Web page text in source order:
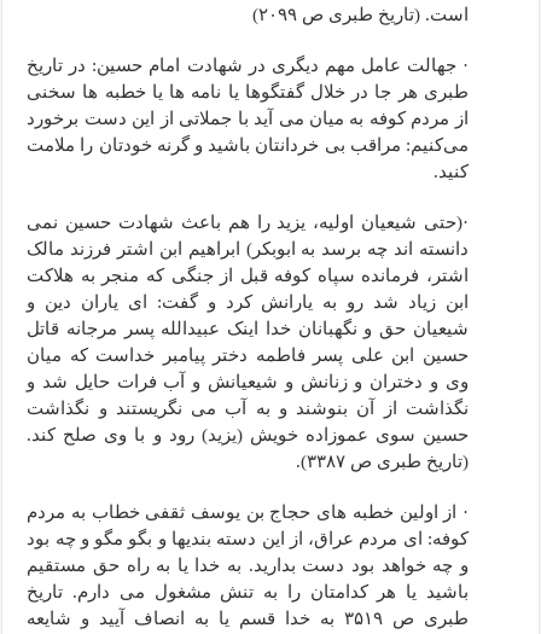
است. (تاریخ طبری ص ۲۰۹۹)
· جهالت عامل مهم دیگری در شهادت امام حسین: در تاریخ
طبری هر جا در خلال گفتگوها یا نامه ها یا خطبه ها سخنی
از مردم کوفه به میان می آید با جملاتی از این دست برخورد
می‌کنیم: مراقب بی خردانتان باشید و گرنه خودتان را ملامت
کنید.
·(حتی شیعیان اولیه، یزید را هم باعث شهادت حسین نمی
دانسته اند چه برسد به ابوبکر) ابراهیم ابن اشتر فرزند مالک
اشتر، فرمانده سپاه کوفه قبل از جنگی که منجر به هلاکت
ابن زیاد شد رو به یارانش کرد و گفت: ای یاران دین و
شیعیان حق و نگهبانان خدا اینک عبیدالله پسر مرجانه قاتل
حسین ابن علی پسر فاطمه دختر پیامبر خداست که میان
وی و دختران و زنانش و شیعیانش و آب فرات حایل شد و
نگذاشت از آن بنوشند و به آب می نگریستند و نگذاشت
حسین سوی عموزاده خویش (یزید) رود و با وی صلح کند.
(تاریخ طبری ص ۳۳۸۷).
· از اولین خطبه های حجاج بن یوسف ثقفی خطاب به مردم
کوفه: ای مردم عراق، از این دسته بندیها و بگو مگو و چه بود
و چه خواهد بود دست بدارید. به خدا یا به راه حق مستقیم
باشید یا هر کدامتان را به تنش مشغول می دارم. تاریخ
طبری ص ۳۵۱۹ به خدا قسم یا به انصاف آیید و شایعه